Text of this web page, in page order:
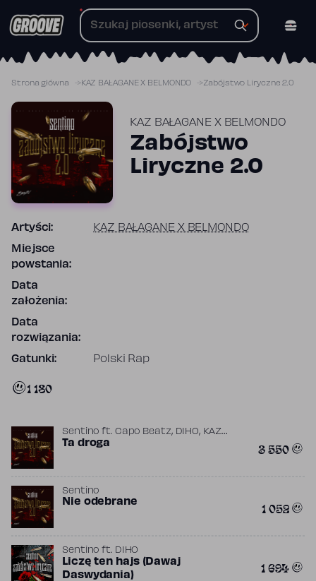
do
Strona główna KAZ BAŁAGANE X BELMONDO Zabójstwo Liryczne 2.0
KAZ BAŁAGANE X BELMONDO
Zabójstwo
Liryczne 2.0
Artyści: KAZ BAŁAGANE X BELMONDO
Miejsce
powstania:
Data
założenia:
Data
rozwiązania:
Gatunki: Polski Rap
1 180
Sentino ft. Capo Beatz, DIHO, KAZ
BAŁAGANE
Ta droga 3 550
Sentino
Nie odebrane 1 052
Sentino ft. DIHO
Liczę ten hajs (Dawaj
Daswydania)
1 694